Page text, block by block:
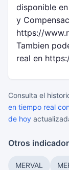
disponible
y
https://
Tambien
real en
Consulta el
en tiempo real
de hoy
Otros
MERVAL